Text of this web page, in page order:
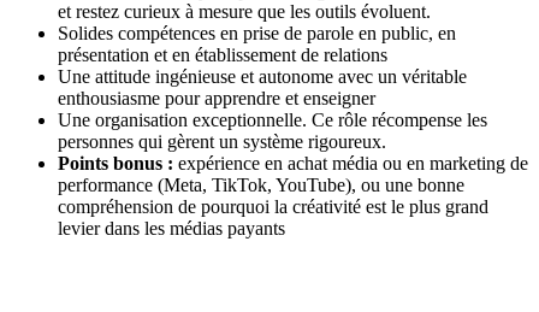
et restez curieux à mesure que les outils évoluent.
Solides compétences en prise de parole en public, en
présentation et en établissement de relations
Une attitude ingénieuse et autonome avec un véritable
enthousiasme pour apprendre et enseigner
Une organisation exceptionnelle. Ce rôle récompense les
personnes qui gèrent un système rigoureux.
Points bonus : expérience en achat média ou en marketing de
performance (Meta, TikTok, YouTube), ou une bonne
compréhension de pourquoi la créativité est le plus grand
levier dans les médias payants